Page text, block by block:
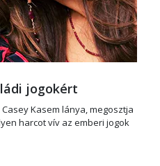
jogokért
Kasem lánya, megosztja
harcot vív az emberi jogok